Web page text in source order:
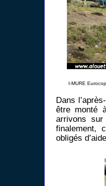
I-MURE
Dans
être monté
arrivons
finalement,
obligés